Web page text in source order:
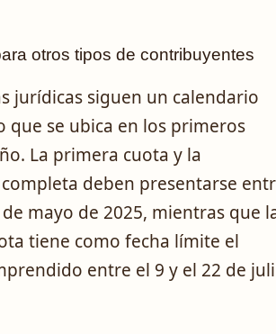
otros tipos de contribuyentes
jurídicas siguen un calendario
que se ubica en los primeros
La primera cuota y la
deben presentarse
mayo de 2025, mientras que
tiene como fecha límite el
entre el 9 y el 22 de